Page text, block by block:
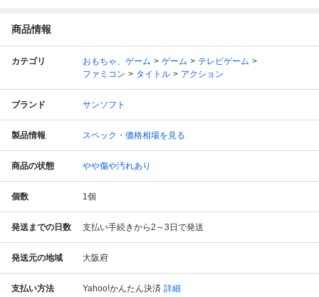
商品情報
カテゴリ おもちゃ、ゲーム ゲーム
テレビゲーム
ファミコン
タイトル アクション
ブランド サンソフト
製品情報 スペック・価格相場を見る
商品の状態 やや傷や汚れあり
個数 1個
発送までの日数 支払い手続きから2～3日で発送
発送元の地域 大阪府
支払い方法 Yahoo!かんたん決済 詳細